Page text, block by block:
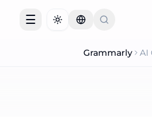
theme
☰
AI
Grammarly